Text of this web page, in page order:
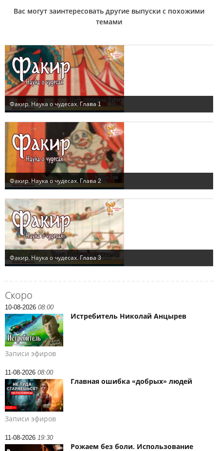
Скоро
10-08-2026 08:00
Истребитель Николай Анцырев
Записи эфиров
11-08-2026 08:00
Главная ошибка «добрых» людей
Записи эфиров
11-08-2026 19:30
Рожаем без боли. Использование
Вас могут заинтересовать другие выпуски с похожими
темами